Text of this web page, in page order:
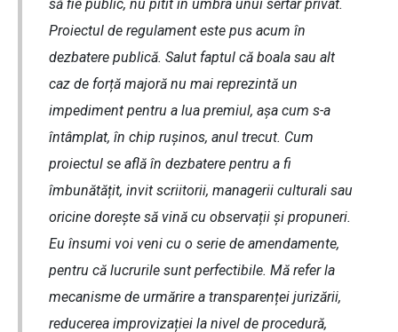
să fie public, nu pitit în umbra unui sertar privat.
Proiectul de regulament este pus acum în
dezbatere publică. Salut faptul că boala sau alt
caz de forță majoră nu mai reprezintă un
impediment pentru a lua premiul, așa cum s-a
întâmplat, în chip rușinos, anul trecut. Cum
proiectul se află în dezbatere pentru a fi
îmbunătățit, invit scriitorii, managerii culturali sau
oricine dorește să vină cu observații și propuneri.
Eu însumi voi veni cu o serie de amendamente,
pentru că lucrurile sunt perfectibile. Mă refer la
mecanisme de urmărire a transparenței jurizării,
reducerea improvizației la nivel de procedură,